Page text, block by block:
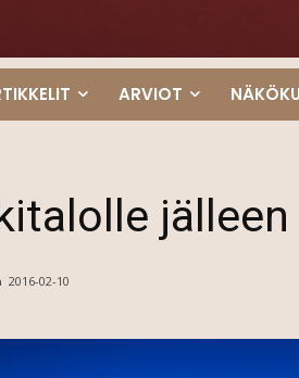
ARVIOT
2016-02-10